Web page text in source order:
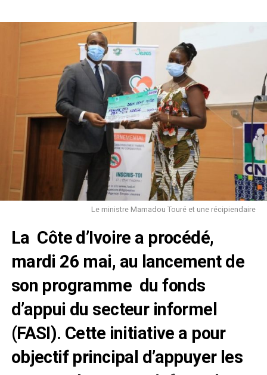
Le ministre Mamadou Touré et une récipiendaire
La Côte d’Ivoire a procédé,
mardi 26 mai, au lancement de
son programme du fonds
d’appui du secteur informel
(FASI). Cette initiative a pour
objectif principal d’appuyer les